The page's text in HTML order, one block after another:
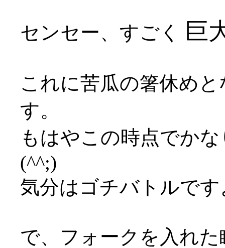
センセー、すごく 巨
これに苦瓜の箸休め
す。
もはやこの時点でか
(^^;)
気分はゴチバトルで
で、フォークを入れ